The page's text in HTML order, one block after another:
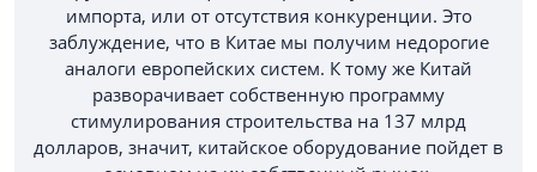
импорта, или от отсутствия конкуренции. Это
заблуждение, что в Китае мы получим недорогие
аналоги европейских систем. К тому же Китай
разворачивает собственную программу
стимулирования строительства на 137 млрд
долларов, значит, китайское оборудование пойдет в